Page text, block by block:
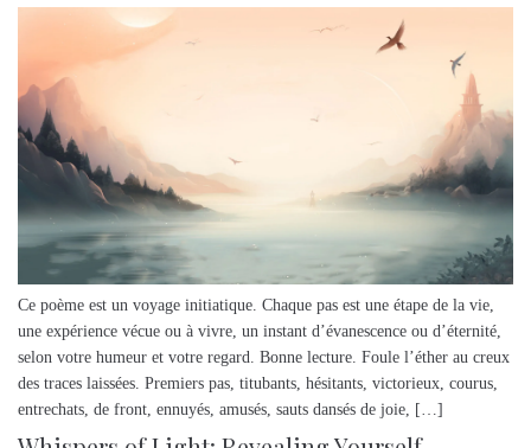
Ce poème est un voyage initiatique. Chaque pas est une étape de la vie,
une expérience vécue ou à vivre, un instant d’évanescence ou d’éternité,
selon votre humeur et votre regard. Bonne lecture. Foule l’éther au creux
des traces laissées. Premiers pas, titubants, hésitants, victorieux, courus,
entrechats, de front, ennuyés, amusés, sauts dansés de joie, […]